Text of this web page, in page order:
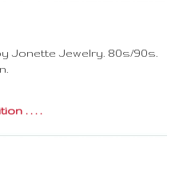
Jonette Jewelry. 80s/90s.
. . . .